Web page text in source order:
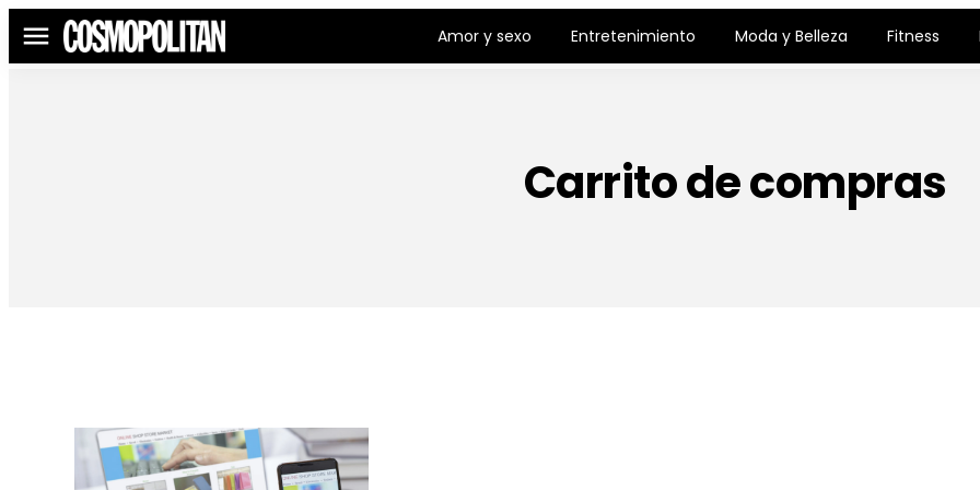
Menú Amor y sexo Entretenimiento Moda y Belleza Fitness
Carrito de compras